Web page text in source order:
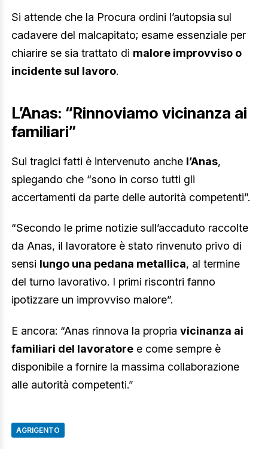
Si attende che la Procura ordini l’autopsia sul
cadavere del malcapitato; esame essenziale per
chiarire se sia trattato di malore improvviso o
incidente sul lavoro.
L’Anas: “Rinnoviamo vicinanza ai
familiari”
Sui tragici fatti è intervenuto anche l’Anas,
spiegando che “sono in corso tutti gli
accertamenti da parte delle autorità competenti”.
“Secondo le prime notizie sull’accaduto raccolte
da Anas, il lavoratore è stato rinvenuto privo di
sensi lungo una pedana metallica, al termine
del turno lavorativo. I primi riscontri fanno
ipotizzare un improvviso malore”.
E ancora: “Anas rinnova la propria vicinanza ai
familiari del lavoratore e come sempre è
disponibile a fornire la massima collaborazione
alle autorità competenti.”
AGRIGENTO